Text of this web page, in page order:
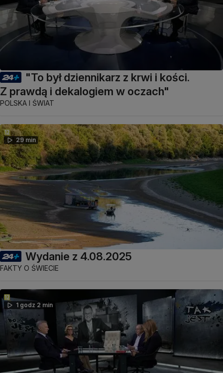
"To był dziennikarz z krwi i kości.
Z prawdą i dekalogiem w oczach"
POLSKA I ŚWIAT
29 min
Wydanie z 4.08.2025
FAKTY O ŚWIECIE
1 godz 2 min